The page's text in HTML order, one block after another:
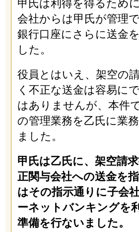
甲氏は利得を得るため
会社からは甲氏が管理
銀行口座にさらに送金
した。
役員とはいえ、架空の
く不正な送金は容易に
はありませんが、本件
の管理業務を乙氏に業
ました。
甲氏は乙氏に、架空請
正関与会社への送金を
はその指示通りに子会
ーネットバンキングを
準備を行ないました。